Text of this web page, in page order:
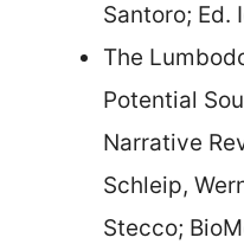
Santoro; Ed.
The
Potential
Narrative
Schleip,
Stecco;